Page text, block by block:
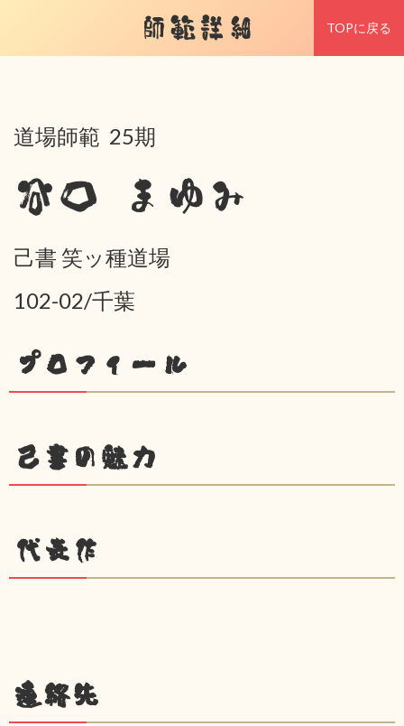
師範詳細 TOPに戻る
道場師範 25期
谷口 まゆみ
己書 笑ッ種道場
102-02/千葉
プロフィール
己書の魅力
代表作
連絡先